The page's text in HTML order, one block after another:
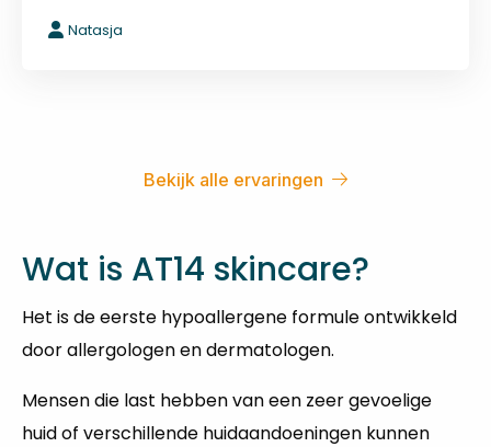
Natasja
Bekijk alle ervaringen
Wat is AT14 skincare?
Het is de eerste hypoallergene formule ontwikkeld
door allergologen en dermatologen.
Mensen die last hebben van een zeer gevoelige
huid of verschillende huidaandoeningen kunnen